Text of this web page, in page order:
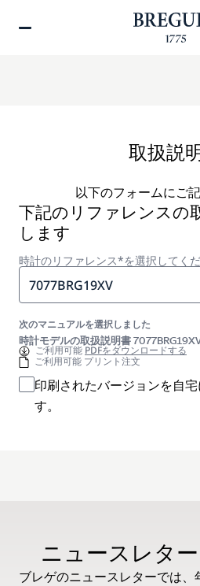
取扱説
以下のフォームにご
下記のリファレンスの
します
時計のリファレンス*を選択してく
7077BRG19XV
次のマニュアルを選択しました
時計モデルの取扱説明書
ご利用可能PDFをダウンロードする
ご利用可能 プリント注文
印刷されたバージョンを自
す。
ニュースレタ
ブレゲのニュースレターでは